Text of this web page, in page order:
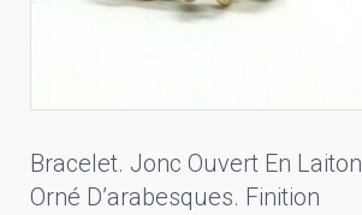
Bracelet. Jonc Ouvert En Laiton
Orné D’arabesques. Finition